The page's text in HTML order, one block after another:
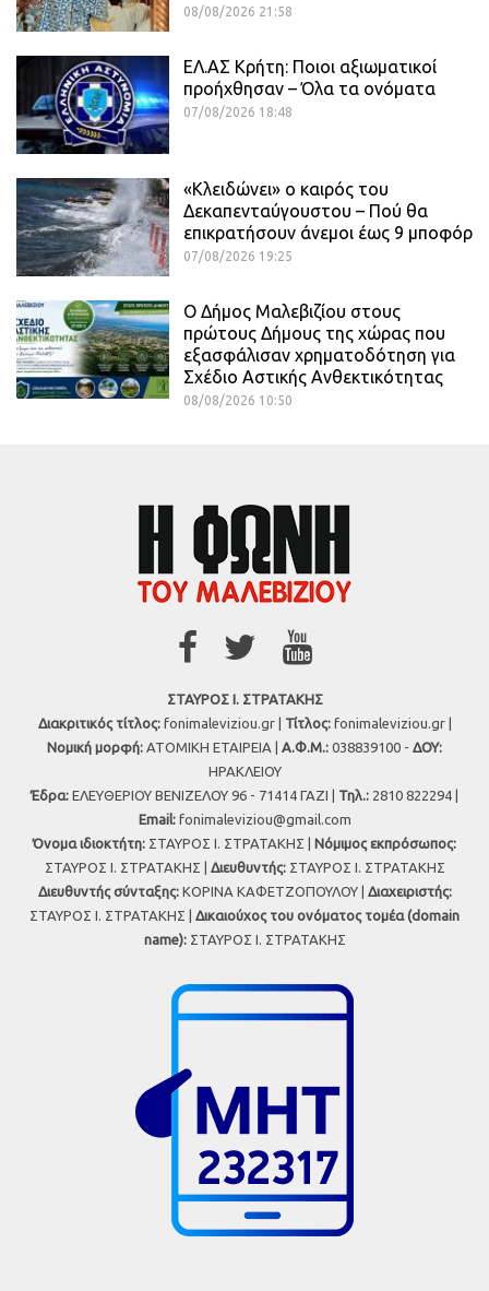
08/08/2026 21:58
ΕΛ.ΑΣ Κρήτη: Ποιοι αξιωματικοί
προήχθησαν – Όλα τα ονόματα
07/08/2026 18:48
«Κλειδώνει» ο καιρός του
Δεκαπενταύγουστου – Πού θα
επικρατήσουν άνεμοι έως 9 μποφόρ
07/08/2026 19:25
Ο Δήμος Μαλεβιζίου στους
πρώτους Δήμους της χώρας που
εξασφάλισαν χρηματοδότηση για
Σχέδιο Αστικής Ανθεκτικότητας
08/08/2026 10:50
ΣΤΑΥΡΟΣ Ι. ΣΤΡΑΤΑΚΗΣ
Διακριτικός τίτλος:fonimaleviziou.gr | Τίτλος:fonimaleviziou.gr |
Νομική μορφή: ΑΤΟΜΙΚΗ ΕΤΑΙΡΕΙΑ | Α.Φ.Μ.: 038839100 - ΔΟΥ:
ΗΡΑΚΛΕΙΟΥ
Έδρα: ΕΛΕΥΘΕΡΙΟΥ ΒΕΝΙΖΕΛΟΥ 96 - 71414 ΓΑΖΙ | Τηλ.: 2810 822294 |
Εmail: fonimaleviziou@gmail.com
Όνομα ιδιοκτήτη: ΣΤΑΥΡΟΣ Ι. ΣΤΡΑΤΑΚΗΣ | Νόμιμος εκπρόσωπος:
ΣΤΑΥΡΟΣ Ι. ΣΤΡΑΤΑΚΗΣ | Διευθυντής:ΣΤΑΥΡΟΣ Ι. ΣΤΡΑΤΑΚΗΣ
Διευθυντής σύνταξης:ΚΟΡΙΝΑ ΚΑΦΕΤΖΟΠΟΥΛΟΥ | Διαχειριστής:
ΣΤΑΥΡΟΣ Ι. ΣΤΡΑΤΑΚΗΣ | Δικαιούχος του ονόματος τομέα (domain
name):ΣΤΑΥΡΟΣ Ι. ΣΤΡΑΤΑΚΗΣ